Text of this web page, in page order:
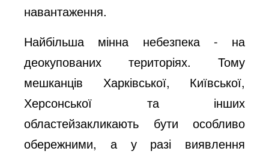
навантаження.
Найбільша мінна небезпека - на
деокупованих територіях. Тому
мешканців Харківської, Київської,
Херсонської та інших
областейзакликають бути особливо
обережними, а у разі виявлення